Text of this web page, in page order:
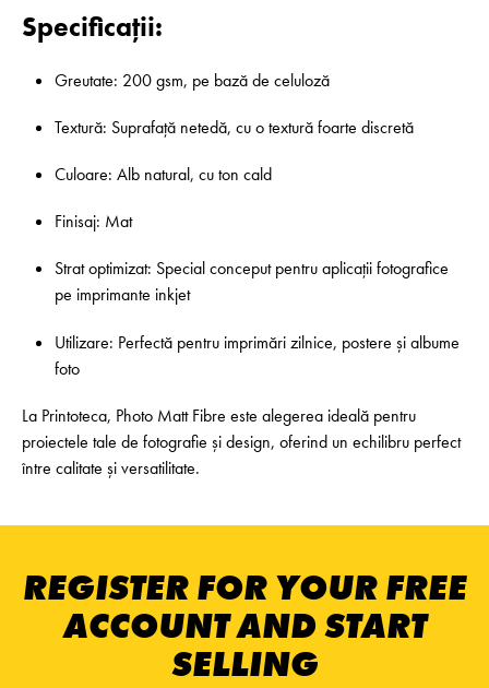
Specificații:
Greutate: 200 gsm, pe bază de celuloză
Textură: Suprafață netedă, cu o textură foarte discretă
Culoare: Alb natural, cu ton cald
Finisaj: Mat
Strat optimizat: Special conceput pentru aplicații fotografice
pe imprimante inkjet
Utilizare: Perfectă pentru imprimări zilnice, postere și albume
foto
La Printoteca, Photo Matt Fibre este alegerea ideală pentru
proiectele tale de fotografie și design, oferind un echilibru perfect
între calitate și versatilitate.
REGISTER FOR YOUR FREE
ACCOUNT AND START
SELLING